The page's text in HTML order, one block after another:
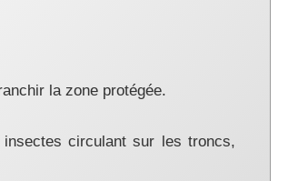
la zone protégée.
circulant sur les troncs,